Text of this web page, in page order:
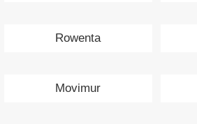
Rowenta
Movimur